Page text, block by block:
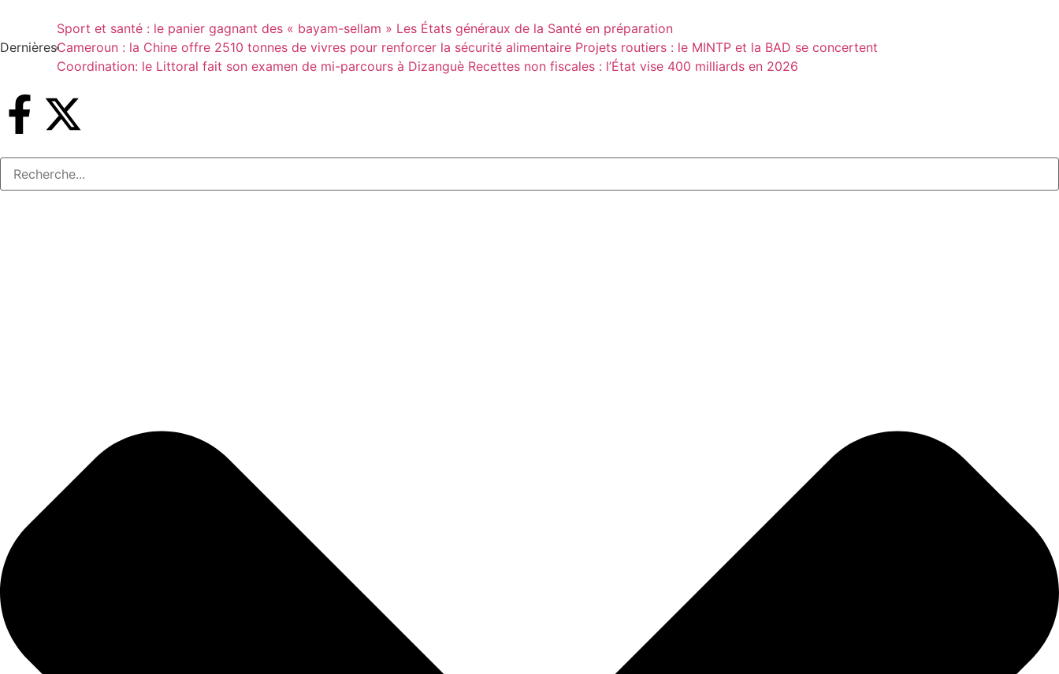
Dernières
Sport et santé : le panier gagnant des « bayam-sellam » Les États généraux de la Santé en préparation
Cameroun : la Chine offre 2510 tonnes de vivres pour renforcer la sécurité alimentaire Projets routiers : le MINTP et la BAD se concertent
Coordination: le Littoral fait son examen de mi-parcours à Dizanguè Recettes non fiscales : l’État vise 400 milliards en 2026